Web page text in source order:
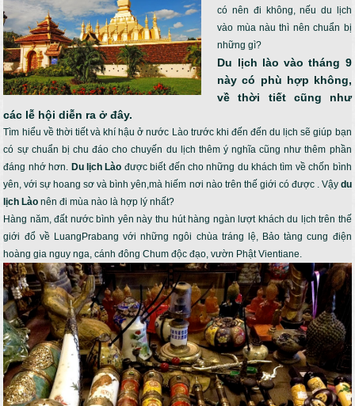
có nên đi không, nếu du lịch
vào mùa nàu thì nên chuẩn bị
những gì?
Du lịch lào vào tháng 9
này có phù hợp không,
về thời tiết cũng như
các lễ hội diễn ra ở đây.
Tìm hiểu về thời tiết và khí hậu ở nước Lào trước khi đến đến du lịch sẽ giúp bạn
có sự chuẩn bị chu đáo cho chuyến du lịch thêm ý nghĩa cũng như thêm phần
đáng nhớ hơn. Du lịch Lào được biết đến cho những du khách tìm về chốn bình
yên, với sự hoang sơ và bình yên,mà hiếm nơi nào trên thế giới có được . Vậy du
lịch Lào nên đi mùa nào là hợp lý nhất?
Hàng năm, đất nước bình yên này thu hút hàng ngàn lượt khách du lịch trên thế
giới đổ về LuangPrabang với những ngôi chùa tráng lệ, Bảo tàng cung điện
hoàng gia nguy nga, cánh đông Chum độc đạo, vườn Phật Vientiane.